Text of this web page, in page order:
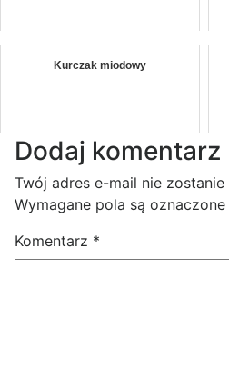
Kurczak miodowy
Dodaj komentarz
Twój adres e-mail nie
Wymagane pola są oznaczone
Komentarz *